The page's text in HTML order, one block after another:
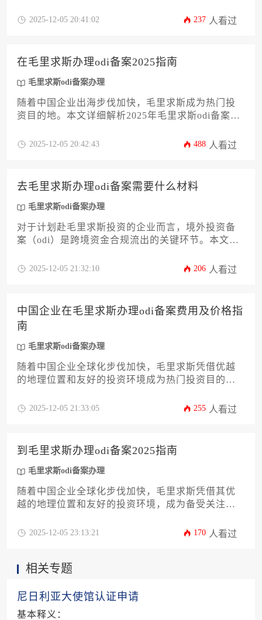
源、项目真实性、财务合规等关键维度，为企业提
2025-12-05 20:41:02 237 人看过
在毛里求斯办理odi备案2025指南
毛里求斯odi备案办理
随着中国企业出海步伐加快，毛里求斯成为热门投
资目的地。本文详细解析2025年毛里求斯odi备案办
及风险防控等关键环节，为企业提供一站式实操指
2025-12-05 20:42:43 488 人看过
去毛里求斯办理odi备案需要什么材料
毛里求斯odi备案办理
对于计划赴毛里求斯投资的企业而言，境外投资备
案（odi）是跨境资金合规流出的关键环节。本文将
清单、核心审核要点及常见规避路径，助力企业高
2025-12-05 21:32:10 206 人看过
中国企业在毛里求斯办理odi备案费用及价格指
南
毛里求斯odi备案办理
随着中国企业全球化步伐加快，毛里求斯凭借优越
的地理位置和友好的投资环境成为热门投资目的
的毛里求斯odi备案办理费用及价格指南，涵盖从政
避潜在风险，确保投资合规高效。
2025-12-05 21:33:05 255 人看过
到毛里求斯办理odi备案2025指南
毛里求斯odi备案办理
随着中国企业全球化步伐加快，毛里求斯凭借其优
越的地理位置和友好的投资环境，成为备受关注的
斯进行境外直接投资备案的核心流程、政策要点与
作指南，旨在为企业主及高管提供一份权威、详尽
里求斯odi备案办理，规避潜在风险，顺利拓展国际
2025-12-05 23:13:21 170 人看过
相关专题
尼日利亚大使馆认证申请
基本释义：